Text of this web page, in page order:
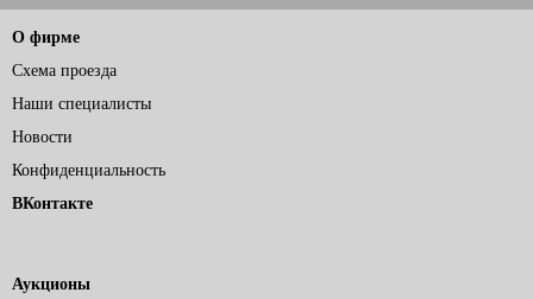
О фирме
Схема проезда
Наши специалисты
Новости
Конфиденциальность
ВКонтакте
Аукционы